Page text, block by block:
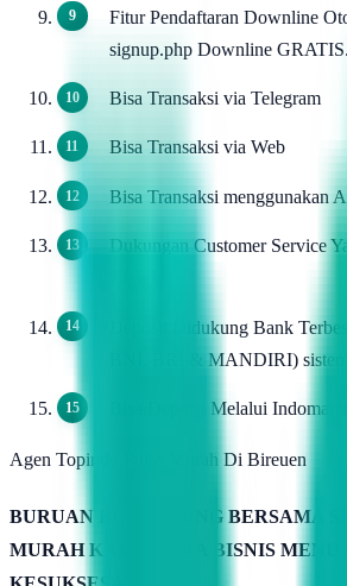
Fitur Pendaftaran Downline
signup.php Downline GRATIS.
Bisa Transaksi via Telegram
Bisa Transaksi via Web
Bisa Transaksi menggunakan
Dukungan Customer Service
Deposit Didukung Bank
BNI, BRI & MANDIRI) sistem
Bisa Deposit Melalui
Agen Topindo Pulsa Murah Di Bireuen
BURUAN BERGABUNG BERSAMA
MURAH KAMIMITRA BISNIS